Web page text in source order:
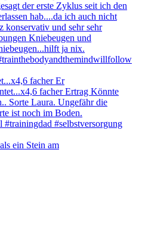
facher Er
ein Stein am